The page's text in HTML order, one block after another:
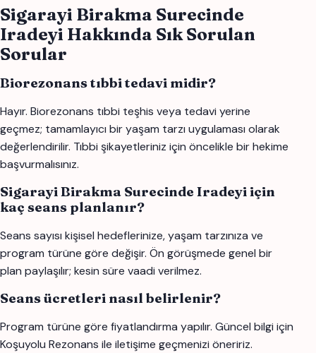
Sigarayi Birakma Surecinde
Iradeyi Hakkında Sık Sorulan
Sorular
Biorezonans tıbbi tedavi midir?
Hayır. Biorezonans tıbbi teşhis veya tedavi yerine
geçmez; tamamlayıcı bir yaşam tarzı uygulaması olarak
değerlendirilir. Tıbbi şikayetleriniz için öncelikle bir hekime
başvurmalısınız.
Sigarayi Birakma Surecinde Iradeyi için
kaç seans planlanır?
Seans sayısı kişisel hedeflerinize, yaşam tarzınıza ve
program türüne göre değişir. Ön görüşmede genel bir
plan paylaşılır; kesin süre vaadi verilmez.
Seans ücretleri nasıl belirlenir?
Program türüne göre fiyatlandırma yapılır. Güncel bilgi için
Koşuyolu Rezonans ile iletişime geçmenizi öneririz.